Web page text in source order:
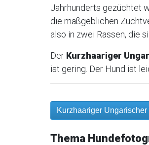
Jahrhunderts gezüchtet
die maßgeblichen
also in zwei Rassen, die
Der Kurzhaariger
ist gering. Der Hund ist
Kurzhaariger
Thema